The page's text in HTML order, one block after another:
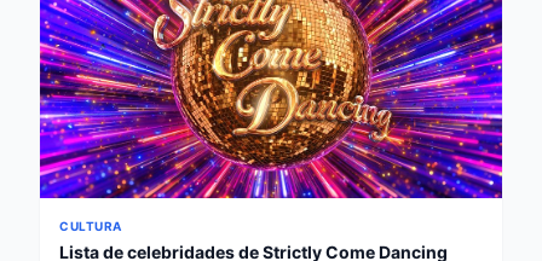
CULTURA
Lista de celebridades de Strictly Come Dancing